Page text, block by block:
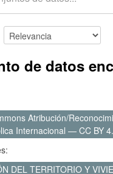
de datos
Atribución/
Internacional — CC BY
DEL TERRITORIO Y